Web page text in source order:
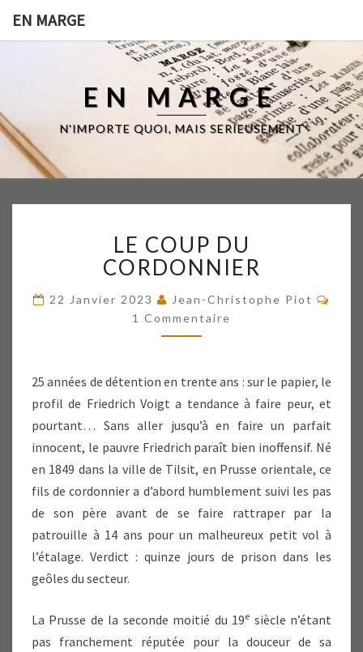
EN MARGE
EN MARGE
N'IMPORTE QUOI, MAIS SERIEUSEMENT
COUP
DU
CORDONNIER
LE COUP DU
CORDONNIER
22 Janvier 2023 Jean-Christophe Piot
1 Commentaire
25 années de détention en trente ans : sur le papier, le
profil de Friedrich Voigt a tendance à faire peur, et
pourtant… Sans aller jusqu’à en faire un parfait
innocent, le pauvre Friedrich paraît bien inoffensif. Né
en 1849 dans la ville de Tilsit, en Prusse orientale, ce
fils de cordonnier a d’abord humblement suivi les pas
de son père avant de se faire rattraper par la
patrouille à 14 ans pour un malheureux petit vol à
l’étalage. Verdict : quinze jours de prison dans les
geôles du secteur.
La Prusse de la seconde moitié du 19e siècle n’étant
pas franchement réputée pour la douceur de sa